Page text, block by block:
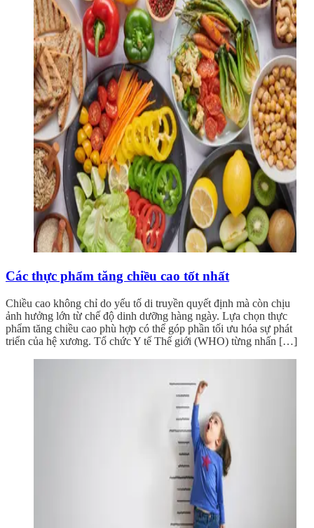
Các thực phẩm tăng chiều cao tốt nhất
Chiều cao không chỉ do yếu tố di truyền quyết định mà còn chịu
ảnh hưởng lớn từ chế độ dinh dưỡng hàng ngày. Lựa chọn thực
phẩm tăng chiều cao phù hợp có thể góp phần tối ưu hóa sự phát
triển của hệ xương. Tổ chức Y tế Thế giới (WHO) từng nhấn […]